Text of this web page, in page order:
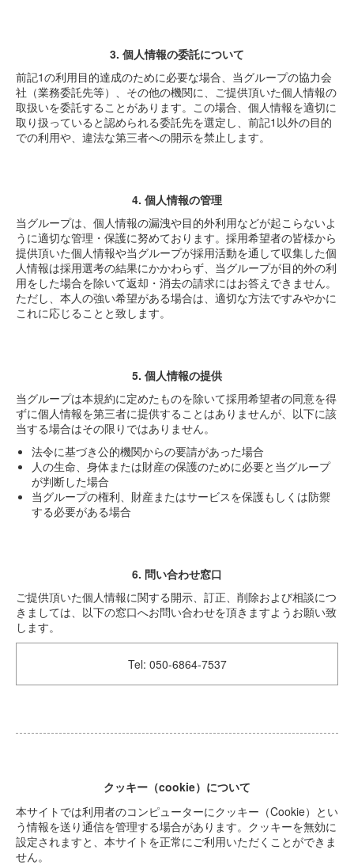
3. 個人情報の委託について
前記1の利用目的達成のために必要な場合、当グループの協力会
社（業務委託先等）、その他の機関に、ご提供頂いた個人情報の
取扱いを委託することがあります。この場合、個人情報を適切に
取り扱っていると認められる委託先を選定し、前記1以外の目的
での利用や、違法な第三者への開示を禁止します。
4. 個人情報の管理
当グループは、個人情報の漏洩や目的外利用などが起こらないよ
うに適切な管理・保護に努めております。採用希望者の皆様から
提供頂いた個人情報や当グループが採用活動を通して収集した個
人情報は採用選考の結果にかかわらず、当グループが目的外の利
用をした場合を除いて返却・消去の請求にはお答えできません。
ただし、本人の強い希望がある場合は、適切な方法ですみやかに
これに応じることと致します。
5. 個人情報の提供
当グループは本規約に定めたものを除いて採用希望者の同意を得
ずに個人情報を第三者に提供することはありませんが、以下に該
当する場合はその限りではありません。
法令に基づき公的機関からの要請があった場合
人の生命、身体または財産の保護のために必要と当グループ
が判断した場合
当グループの権利、財産またはサービスを保護もしくは防禦
する必要がある場合
6. 問い合わせ窓口
ご提供頂いた個人情報に関する開示、訂正、削除および相談につ
きましては、以下の窓口へお問い合わせを頂きますようお願い致
します。
Tel: 050-6864-7537
クッキー（cookie）について
本サイトでは利用者のコンピューターにクッキー（Cookie）とい
う情報を送り通信を管理する場合があります。クッキーを無効に
設定されますと、本サイトを正常にご利用いただくことができま
せん。